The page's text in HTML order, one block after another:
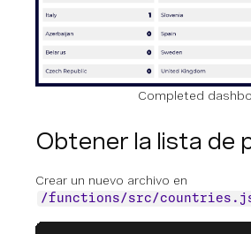
Completed
Obtener la lista de
Crear un nuevo archivo en
/functions/src/